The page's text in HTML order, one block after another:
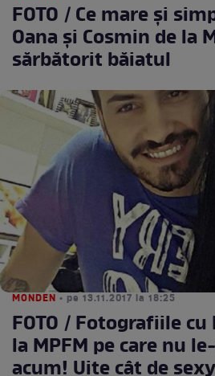
FOTO / Ce mare şi
Oana și Cosmin de la
sărbătorit băiatul
MONDEN • pe 13.11.2017 la 18:25
FOTO / Fotografiile
la MPFM pe care nu
acum! Uite cât de